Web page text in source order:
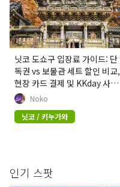
닛코 도쇼구 입장료 가이드: 단
독권 vs 보물관 세트 할인 비교,
현장 카드 결제 및 KKday 사전
예매 팁Noko
닛코 / 키누가와
인기 스팟